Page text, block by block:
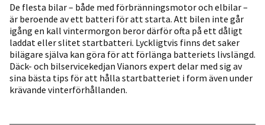
De flesta bilar – både med förbränningsmotor och elbilar –
är beroende av ett batteri för att starta. Att bilen inte går
igång en kall vintermorgon beror därför ofta på ett dåligt
laddat eller slitet startbatteri. Lyckligtvis finns det saker
bilägare själva kan göra för att förlänga batteriets livslängd.
Däck- och bilservicekedjan Vianors expert delar med sig av
sina bästa tips för att hålla startbatteriet i form även under
krävande vinterförhållanden.